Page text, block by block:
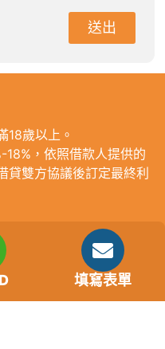
送出
18歲以上。
，依照借款人提供的
貸雙方協議後訂定最終利
180個月，依照借貸雙
萬元，經多方比較利率
個月內須還清借款，年
元，無須手續費。
填寫表單